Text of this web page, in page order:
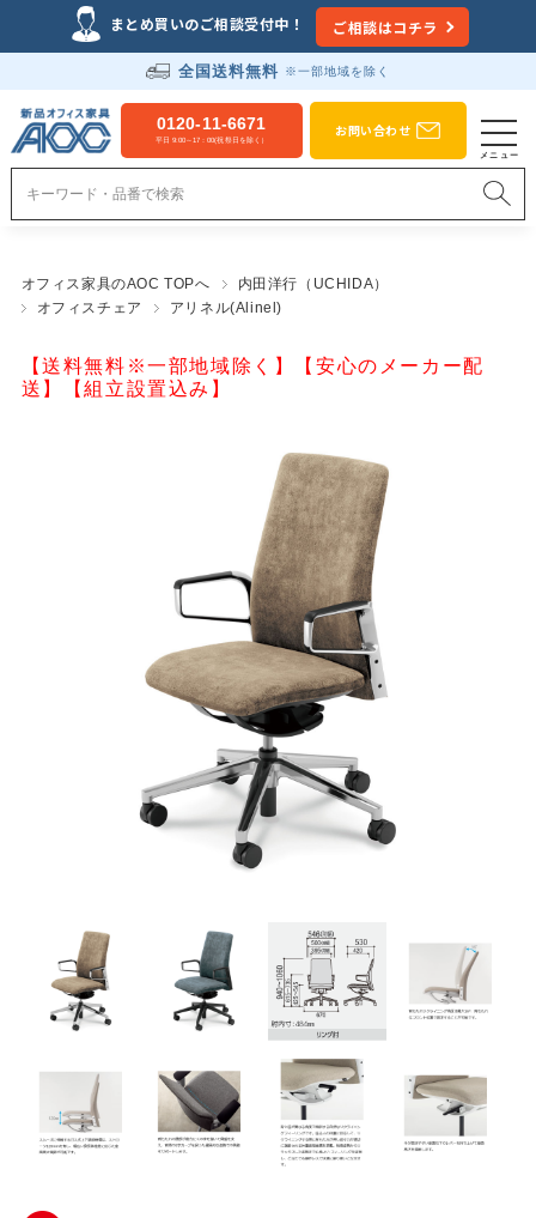
まとめ買いのご相談受付中！ ご相談はコチラ
全国送料無料 ※一部地域を除く
0120-11-6671
平日 9:00～17：00(祝祭日を除く）
お問い合わせ
オフィス家具のAOC TOPへ
内田洋行（UCHIDA）
オフィスチェア
アリネル(Alinel)
【送料無料※一部地域除く】【安心のメーカー配
送】【組立設置込み】